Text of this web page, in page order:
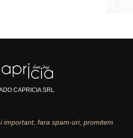
CAPRICIA SRL
important, fara spam-uri, promitem